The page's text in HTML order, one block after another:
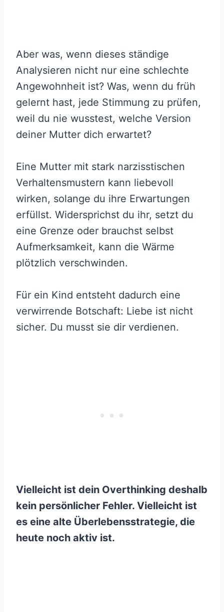
Aber was, wenn dieses ständige
Analysieren nicht nur eine schlechte
Angewohnheit ist? Was, wenn du früh
gelernt hast, jede Stimmung zu prüfen,
weil du nie wusstest, welche Version
deiner Mutter dich erwartet?
Eine Mutter mit stark narzisstischen
Verhaltensmustern kann liebevoll
wirken, solange du ihre Erwartungen
erfüllst. Widersprichst du ihr, setzt du
eine Grenze oder brauchst selbst
Aufmerksamkeit, kann die Wärme
plötzlich verschwinden.
Für ein Kind entsteht dadurch eine
verwirrende Botschaft: Liebe ist nicht
sicher. Du musst sie dir verdienen.
Vielleicht ist dein Overthinking deshalb
kein persönlicher Fehler. Vielleicht ist
es eine alte Überlebensstrategie, die
heute noch aktiv ist.